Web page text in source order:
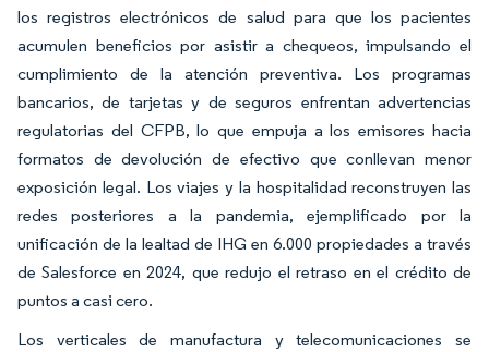
los registros electrónicos de salud para que los pacientes
acumulen beneficios por asistir a chequeos, impulsando el
cumplimiento de la atención preventiva. Los programas
bancarios, de tarjetas y de seguros enfrentan advertencias
regulatorias del CFPB, lo que empuja a los emisores hacia
formatos de devolución de efectivo que conllevan menor
exposición legal. Los viajes y la hospitalidad reconstruyen las
redes posteriores a la pandemia, ejemplificado por la
unificación de la lealtad de IHG en 6.000 propiedades a través
de Salesforce en 2024, que redujo el retraso en el crédito de
puntos a casi cero.
Los verticales de manufactura y telecomunicaciones se